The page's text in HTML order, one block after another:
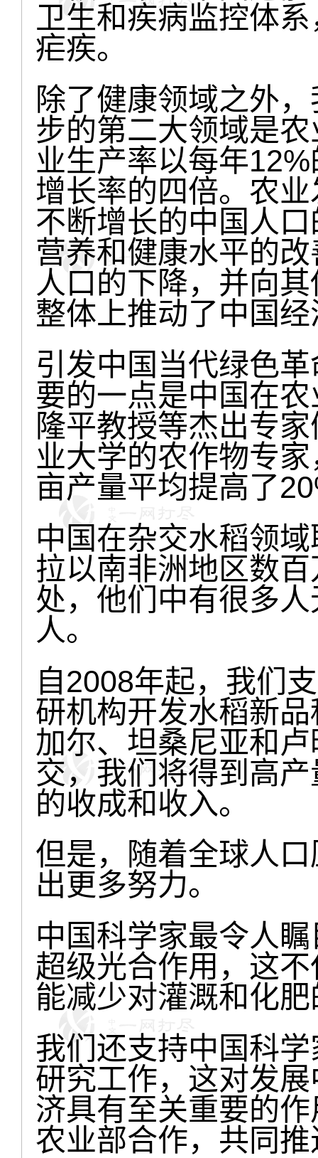
卫生和疾病监控体
疟疾。
除了健康领域之外
步的第二大领域是
业生产率以每年
增长率的四倍。农
不断增长的中国人
营养和健康水平的
人口的下降，并向
整体上推动了中国
引发中国当代绿色
要的一点是中国在
隆平教授等杰出专
业大学的农作物专
亩产量平均提高了
中国在杂交水稻领
拉以南非洲地区数
处，他们中有很多
人。
自2008年起，我们
研机构开发水稻新
加尔、坦桑尼亚和
交，我们将得到高
的收成和收入。
但是，随着全球人
出更多努力。
中国科学家最令人
超级光合作用，这
能减少对灌溉和化
我们还支持中国科
研究工作，这对发
济具有至关重要的
农业部合作，共同